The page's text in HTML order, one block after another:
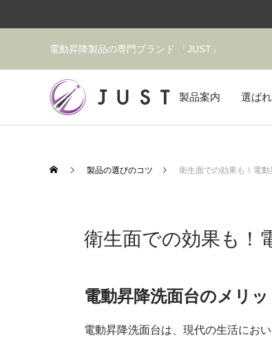
電動昇降製品の専門ブランド 「JUST」
製品案内 選ば
製品の選びのコツ 衛生面での効果も！電
衛生面での効果も！
電動昇降洗面台のメリッ
電動昇降洗面台は、現代の生活にお